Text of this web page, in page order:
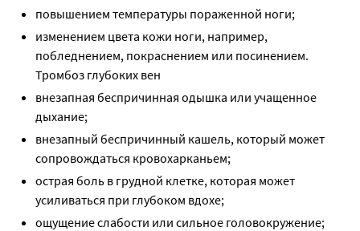
повышением температуры пораженной ноги;
изменением цвета кожи ноги, например,
побледнением, покраснением или посинением.
Тромбоз глубоких вен
внезапная беспричинная одышка или учащенное
дыхание;
внезапный беспричинный кашель, который может
сопровождаться кровохарканьем;
острая боль в грудной клетке, которая может
усиливаться при глубоком вдохе;
ощущение слабости или сильное головокружение;